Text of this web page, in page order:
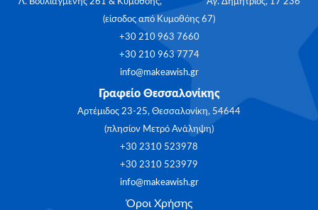
(είσοδος από Κυμοθόης 67)
+30 210 963 7660
+30 210 963 7774
info@makeawish.gr
Γραφείο Θεσσαλονίκης
Αρτέμιδος 23-25, Θεσσαλονίκη, 54644
(πλησίον Μετρό Ανάληψη)
+30 2310 523978
+30 2310 523979
info@makeawish.gr
Όροι Χρήσης